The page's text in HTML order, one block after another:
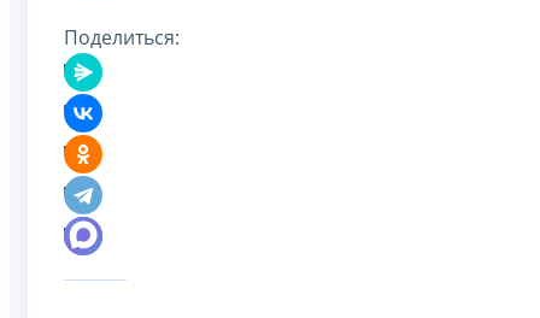
Поделиться: